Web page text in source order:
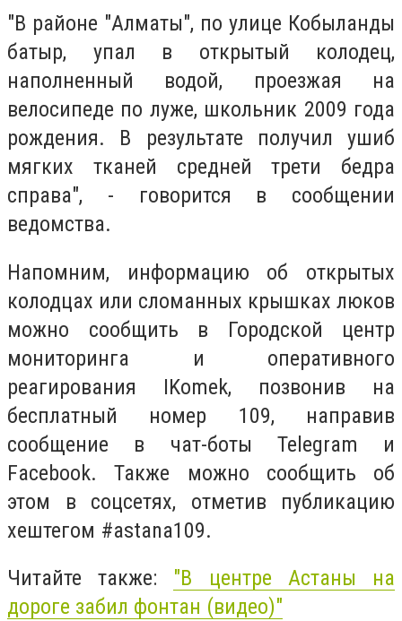
"В районе "Алматы", по улице Кобыланды
батыр, упал в открытый колодец,
наполненный водой, проезжая на
велосипеде по луже, школьник 2009 года
рождения. В результате получил ушиб
мягких тканей средней трети бедра
справа", - говорится в сообщении
ведомства.
Напомним, информацию об открытых
колодцах или сломанных крышках люков
можно сообщить в Городской центр
мониторинга и оперативного
реагирования IKomek, позвонив на
бесплатный номер 109, направив
сообщение в чат-боты Telegram и
Facebook. Также можно сообщить об
этом в соцсетях, отметив публикацию
хештегом #astana109.
Читайте также: "В центре Астаны на
дороге забил фонтан (видео)"